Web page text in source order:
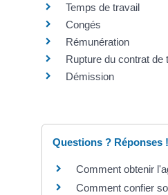
Temps de travail
Congés
Rémunération
Rupture du contrat de
Démission
Questions ? Réponses !
Comment obtenir
Comment confier